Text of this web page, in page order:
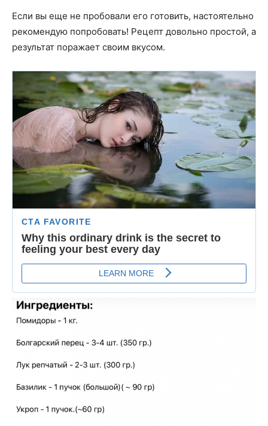
Если вы еще не пробовали его готовить, настоятельно
рекомендую попробовать! Рецепт довольно простой, а
результат поражает своим вкусом.